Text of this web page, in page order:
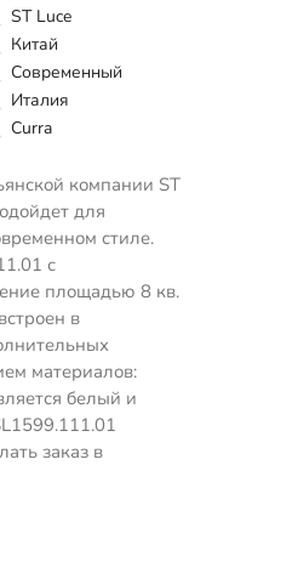
ST Luce
Китай
Современный
Италия
Curra
компании ST
для
стиле.
с
площадью 8 кв.
в
материалов:
белый и
заказ в